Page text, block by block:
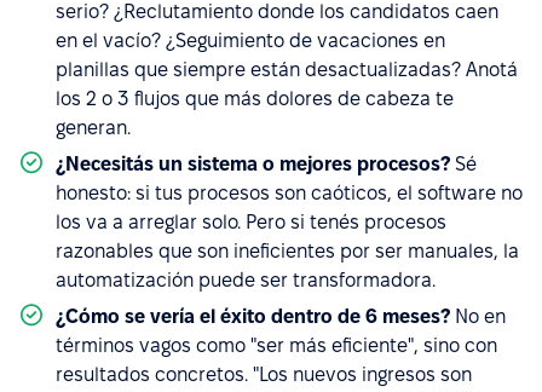
serio? ¿Reclutamiento donde los candidatos caen
en el vacío? ¿Seguimiento de vacaciones en
planillas que siempre están desactualizadas? Anotá
los 2 o 3 flujos que más dolores de cabeza te
generan.
¿Necesitás un sistema o mejores procesos? Sé
honesto: si tus procesos son caóticos, el software no
los va a arreglar solo. Pero si tenés procesos
razonables que son ineficientes por ser manuales, la
automatización puede ser transformadora.
¿Cómo se vería el éxito dentro de 6 meses? No en
términos vagos como "ser más eficiente", sino con
resultados concretos. "Los nuevos ingresos son